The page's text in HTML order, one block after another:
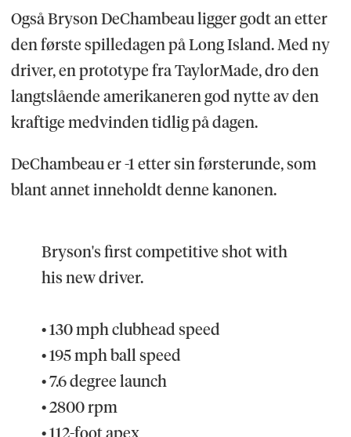
Også Bryson DeChambeau ligger godt an etter
den første spilledagen på Long Island. Med ny
driver, en prototype fra TaylorMade, dro den
langtslående amerikaneren god nytte av den
kraftige medvinden tidlig på dagen.
DeChambeau er -1 etter sin førsterunde, som
blant annet inneholdt denne kanonen.
Bryson's first competitive shot with
his new driver.
• 130 mph clubhead speed
• 195 mph ball speed
• 7.6 degree launch
• 2800 rpm
• 112-foot apex